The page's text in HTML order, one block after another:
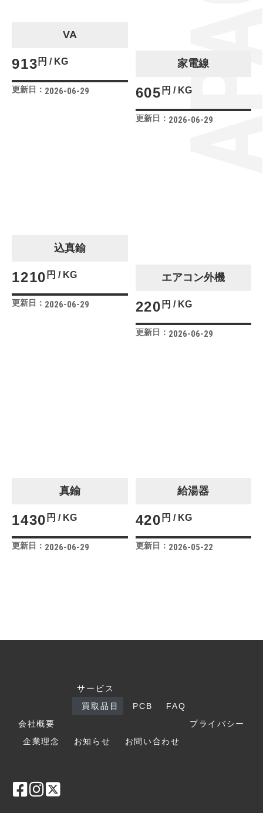
VA
913 円 / KG
更新日： 2026-06-29
家電線
605 円 / KG
更新日： 2026-06-29
込真鍮
1210 円 / KG
更新日： 2026-06-29
エアコン外機
220 円 / KG
更新日： 2026-06-29
真鍮
1430 円 / KG
更新日： 2026-06-29
給湯器
420 円 / KG
更新日： 2026-05-22
サービス
買取品目
PCB
FAQ
会社概要
企業理念
お知らせ お問い合わせ
プライバシー